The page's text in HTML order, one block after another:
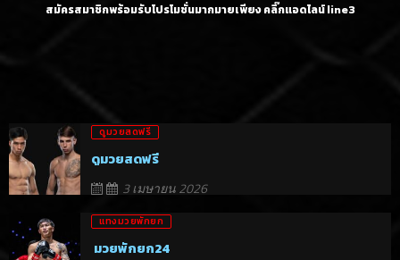
สมัครสมาชิกพร้อมรับโปรโมชั่นมากมายเพียง คลิ๊กแอดไลน์line3
ดูมวยสดฟรี
ดูมวยสดฟรี
3 เมษายน 2026
แทงมวยพักยก
มวยพักยก24